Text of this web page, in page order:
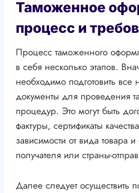
Таможенное
процесс и
Процесс таможенного
в себя несколько этапов.
необходимо подготовить
документы для проведения
процедур. Это могут быть
фактуры, сертификаты
зависимости от вида товара и
получателя или страны-
Далее следует осуществить